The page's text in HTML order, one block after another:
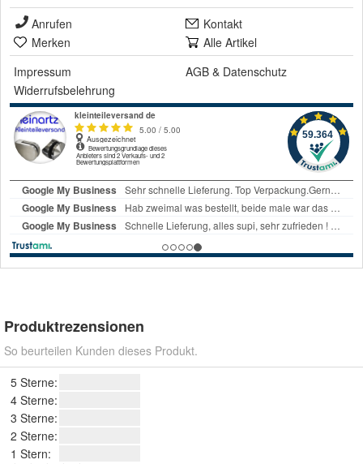
Anrufen
Kontakt
Merken
Alle Artikel
Impressum
AGB & Datenschutz
Widerrufsbelehrung
Produktrezensionen
So beurteilen Kunden dieses Produkt.
5 Sterne:
4 Sterne:
3 Sterne:
2 Sterne:
1 Stern: